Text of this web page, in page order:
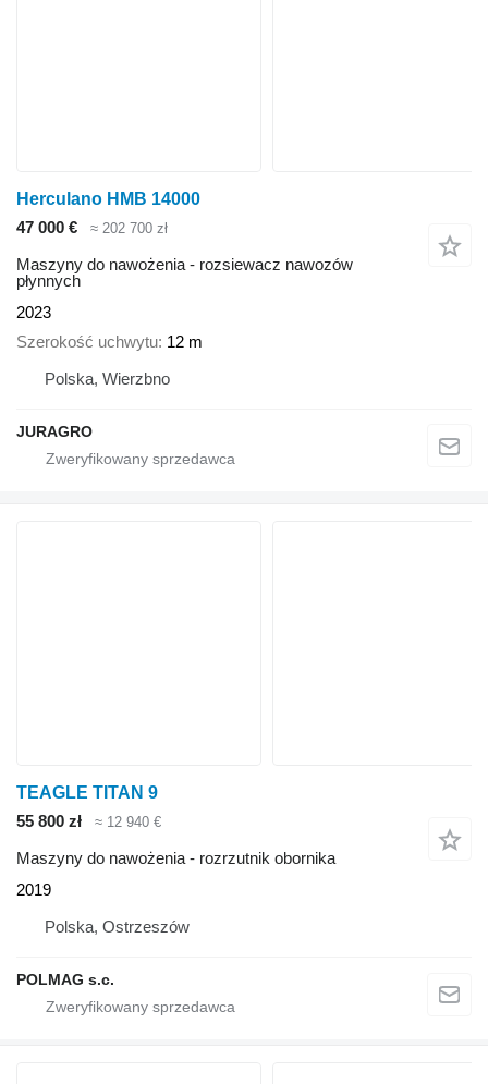
Herculano HMB 14000
47 000 €
≈ 202 700 zł
Maszyny do nawożenia - rozsiewacz nawozów
płynnych
2023
Szerokość uchwytu 12 m
Polska, Wierzbno
JURAGRO
TEAGLE TITAN 9
55 800 zł
≈ 12 940 €
Maszyny do nawożenia - rozrzutnik obornika
2019
Polska, Ostrzeszów
POLMAG s.c.